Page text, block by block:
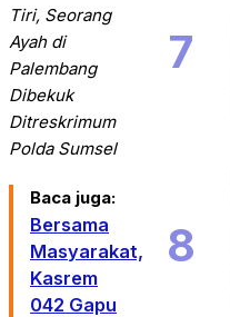
Tiri, Seorang
Ayah di
Palembang
Dibekuk
Ditreskrimum
Polda Sumsel
Baca juga:
Bersama
Masyarakat,
Kasrem
042 Gapu